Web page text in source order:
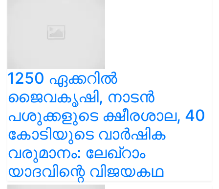
1250 ഏക്കറിൽ
ജൈവകൃഷി, നാടൻ
പശുക്കളുടെ ക്ഷീരശാല, 40
കോടിയുടെ വാർഷിക
വരുമാനം: ലേഖ്‌റാം
യാദവിന്റെ വിജയകഥ